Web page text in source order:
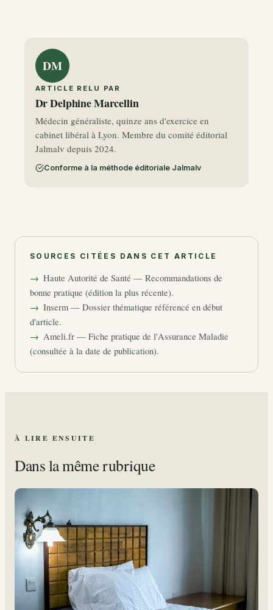
DM
ARTICLE RELU PAR
Dr Delphine Marcellin
Médecin généraliste, quinze ans d'exercice en
cabinet libéral à Lyon. Membre du comité éditorial
Jalmalv depuis 2024.
Conforme à la méthode éditoriale Jalmalv
SOURCES CITÉES DANS CET ARTICLE
Haute Autorité de Santé — Recommandations de
bonne pratique (édition la plus récente).
Inserm — Dossier thématique référencé en début
d'article.
Ameli.fr — Fiche pratique de l'Assurance Maladie
(consultée à la date de publication).
À LIRE ENSUITE
Dans la même rubrique